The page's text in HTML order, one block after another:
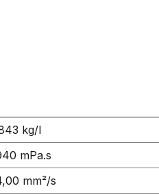
kg/l
mPa.s
mm²/s